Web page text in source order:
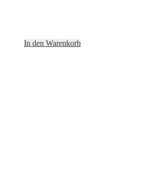
In den Warenkorb